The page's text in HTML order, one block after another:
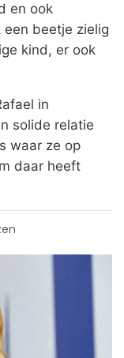
en ook
een beetje zielig
kind, er ook
in
solide relatie
waar ze op
daar heeft